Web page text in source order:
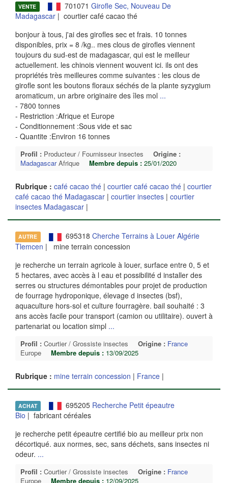
VENTE 701071 Girofle Sec, Nouveau De
Madagascar | courtier café cacao thé
bonjour à tous, j'ai des girofles sec et frais. 10 tonnes
disponibles, prix = 8 /kg.. mes clous de girofles viennent
toujours du sud-est de madagascar, qui est le meilleur
actuellement. les chinois viennent wouvent ici. ils ont des
propriétés très meilleures comme suivantes : les clous de
girofle sont les boutons floraux séchés de la plante syzygium
aromaticum, un arbre originaire des îles mol ...
- 7800 tonnes
- Restriction :Afrique et Europe
- Conditionnement :Sous vide et sac
- Quantite :Environ 16 tonnes
Profil : Producteur / Fournisseur insectes
Origine :
MadagascarAfrique Membre depuis : 25/01/2020
Rubrique : café cacao thé | courtier café cacao thé | courtier
café cacao thé Madagascar | courtier insectes | courtier
insectes Madagascar |
AUTRE 695318 Cherche Terrains à Louer Algérie
Tlemcen | mine terrain concession
je recherche un terrain agricole à louer, surface entre 0, 5 et
5 hectares, avec accès à l eau et possibilité d installer des
serres ou structures démontables pour projet de production
de fourrage hydroponique, élevage d insectes (bsf),
aquaculture hors-sol et culture fourragère. bail souhaité : 3
ans accès facile pour transport (camion ou utilitaire). ouvert à
partenariat ou location simpl ...
Profil : Courtier / Grossiste insectes Origine : France
Europe
Membre depuis : 13/09/2025
Rubrique : mine terrain concession | France |
ACHAT 695205 Recherche Petit épeautre
Bio | fabricant céréales
je recherche petit épeautre certifié bio au meilleur prix non
décortiqué. aux normes, sec, sans déchets, sans insectes ni
odeur. ...
Profil : Courtier / Grossiste insectes Origine : France
Europe
Membre depuis : 12/09/2025